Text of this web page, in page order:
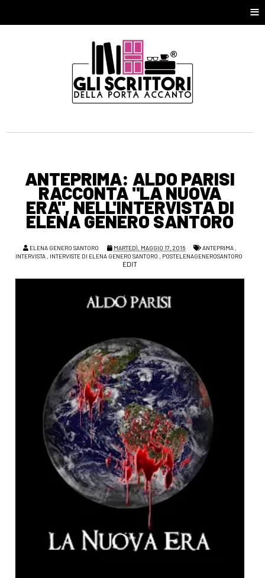
≡
ANTEPRIMA: ALDO PARISI
RACCONTA "LA NUOVA
ERA", NELL'INTERVISTA DI
ELENA GENERO SANTORO
ELENA GENERO SANTORO MARTEDÌ, MAGGIO 17, 2016 ANTEPRIMA ,
INTERVISTA , INTERVISTE DI ELENA GENERO SANTORO , POSTELENAGENEROSANTORO
EDIT